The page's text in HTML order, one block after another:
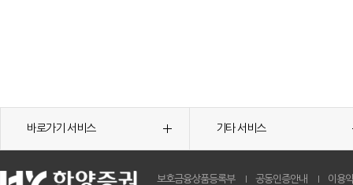
바로가기 서비스 기타 서비스
보호금융상품등록부 공동인증안내 이용